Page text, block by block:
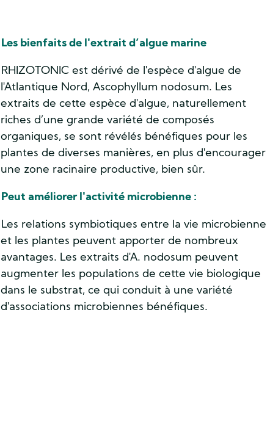
Les bienfaits de l'extrait d’algue marine
RHIZOTONIC est dérivé de l'espèce d'algue de
l'Atlantique Nord, Ascophyllum nodosum. Les
extraits de cette espèce d'algue, naturellement
riches d’une grande variété de composés
organiques, se sont révélés bénéfiques pour les
plantes de diverses manières, en plus d'encourager
une zone racinaire productive, bien sûr.
Peut améliorer l'activité microbienne :
Les relations symbiotiques entre la vie microbienne
et les plantes peuvent apporter de nombreux
avantages. Les extraits d'A. nodosum peuvent
augmenter les populations de cette vie biologique
dans le substrat, ce qui conduit à une variété
d'associations microbiennes bénéfiques.